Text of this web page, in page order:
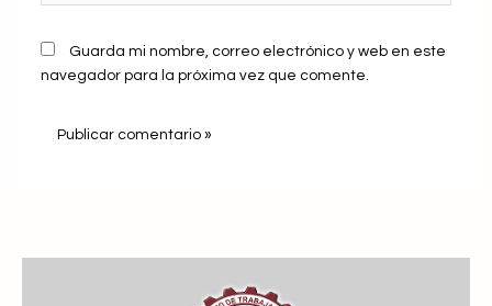
Guarda mi nombre, correo electrónico y web en este
navegador para la próxima vez que comente.